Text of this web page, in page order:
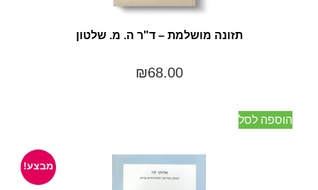
תזונה מושלמת – ד"ר ה. מ. שלטון
₪68.00
הוספה לסל
מבצע!